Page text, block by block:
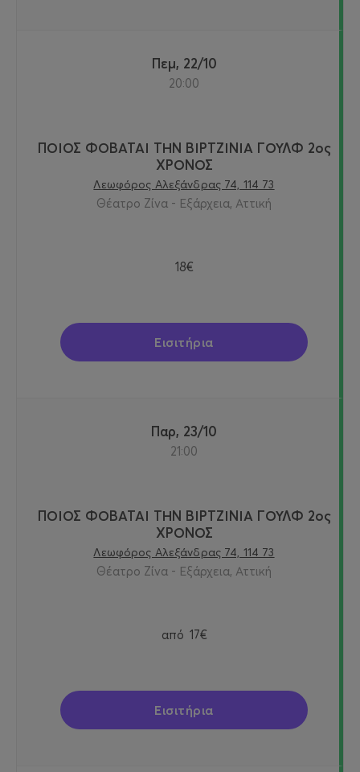
Πεμ, 22/10
20:00
ΠΟΙΟΣ ΦΟΒΑΤΑΙ ΤΗΝ ΒΙΡΤΖΙΝΙΑ ΓΟΥΛΦ 2ος
ΧΡΟΝΟΣ
Λεωφόρος Αλεξάνδρας 74, 114 73
Θέατρο Ζίνα - Εξάρχεια, Αττική
18€
Εισιτήρια
Παρ, 23/10
21:00
ΠΟΙΟΣ ΦΟΒΑΤΑΙ ΤΗΝ ΒΙΡΤΖΙΝΙΑ ΓΟΥΛΦ 2ος
ΧΡΟΝΟΣ
Λεωφόρος Αλεξάνδρας 74, 114 73
Θέατρο Ζίνα - Εξάρχεια, Αττική
από 17€
Εισιτήρια